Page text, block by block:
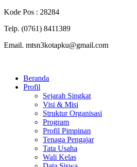
Kode Pos : 28284
Telp. (0761) 8411389
Email. mtsn3kotapku@gmail.com
Beranda
Profil
Sejarah Singkat
Visi & Misi
Struktur Organisasi
Program
Profil Pimpinan
Tenaga Pengajar
Tata Usaha
Wali Kelas